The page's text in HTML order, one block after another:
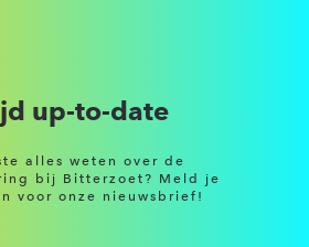
up-to-date
alles weten over de
bij Bitterzoet? Meld je
voor onze nieuwsbrief!